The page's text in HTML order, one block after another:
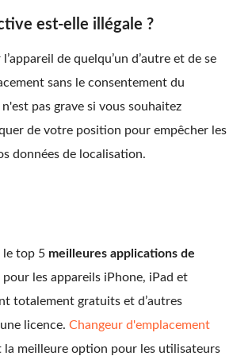
est-elle illégale ?
de quelqu’un d’autre et de se
sans le consentement du
pas grave si vous souhaitez
de votre position pour empêcher les
données de localisation.
le top 5 meilleures applications de
pour les appareils iPhone, iPad et
totalement gratuits et d’autres
licence. Changeur d'emplacement
la meilleure option pour les utilisateurs